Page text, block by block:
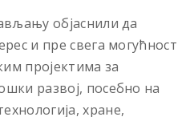
објаснили да
и пре свега могућност
пројектима за
развој, посебно на
хране,